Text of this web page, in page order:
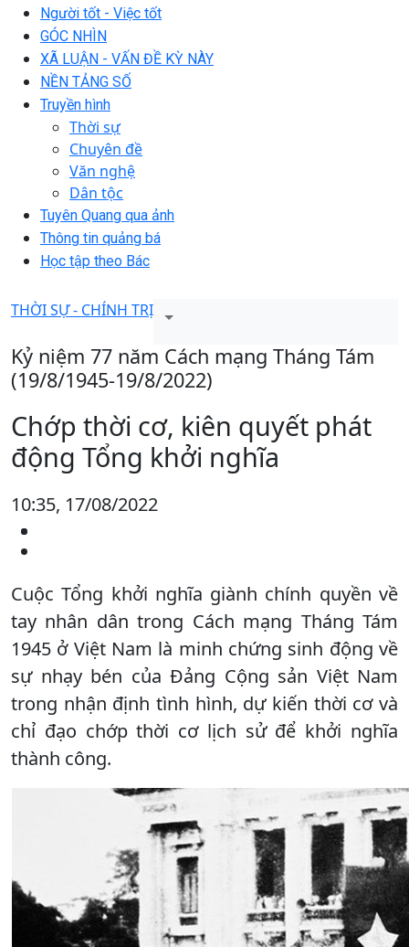
Người tốt - Việc tốt
GÓC NHÌN
XÃ LUẬN - VẤN ĐỀ KỲ NÀY
NỀN TẢNG SỐ
Truyền hình
Thời sự
Chuyên đề
Văn nghệ
Dân tộc
Tuyên Quang qua ảnh
Thông tin quảng bá
Học tập theo Bác
THỜI SỰ - CHÍNH TRỊ
Kỷ niệm 77 năm Cách mạng Tháng Tám
(19/8/1945-19/8/2022)
Chớp thời cơ, kiên quyết phát
động Tổng khởi nghĩa
10:35, 17/08/2022
Cuộc Tổng khởi nghĩa giành chính quyền về
tay nhân dân trong Cách mạng Tháng Tám
1945 ở Việt Nam là minh chứng sinh động về
sự nhạy bén của Đảng Cộng sản Việt Nam
trong nhận định tình hình, dự kiến thời cơ và
chỉ đạo chớp thời cơ lịch sử để khởi nghĩa
thành công.